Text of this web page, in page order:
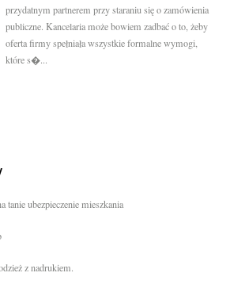
przydatnym partnerem przy staraniu się o zamówienia
publiczne. Kancelaria może bowiem zadbać o to, żeby
oferta firmy spełniała wszystkie formalne wymogi,
które s�...
tanie ubezpieczenie mieszkania
z nadrukiem.